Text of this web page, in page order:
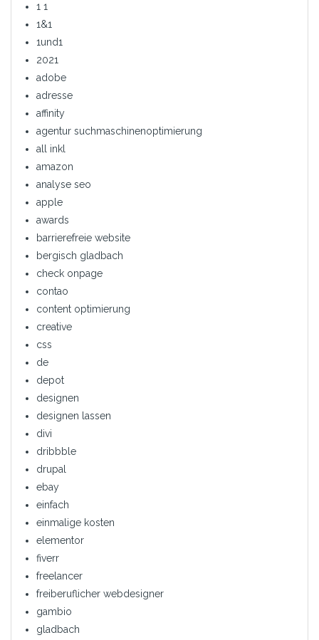
1 1
1&1
1und1
2021
adobe
adresse
affinity
agentur suchmaschinenoptimierung
all inkl
amazon
analyse seo
apple
awards
barrierefreie website
bergisch gladbach
check onpage
contao
content optimierung
creative
css
de
depot
designen
designen lassen
divi
dribbble
drupal
ebay
einfach
einmalige kosten
elementor
fiverr
freelancer
freiberuflicher webdesigner
gambio
gladbach